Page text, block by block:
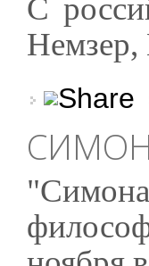
С
Немзер,